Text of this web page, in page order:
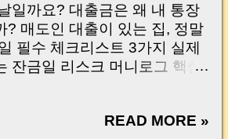
일까요? 대출금은 왜 내 통장
? 매도인 대출이 있는 집, 정말
필수 체크리스트 3가지 실제
잔금일 리스크 머니로그 핵심
It Safe If the Seller Has a
READ MORE »